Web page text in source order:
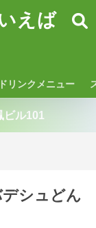
いえば
ドリンクメニュー
ビル101
シュどん